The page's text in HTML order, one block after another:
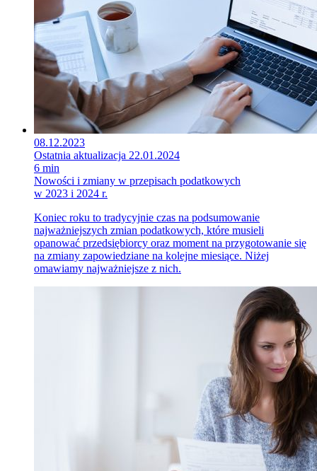
08.12.2023
Ostatnia aktualizacja 22.01.2024
6 min
Nowości i zmiany w przepisach podatkowych
w 2023 i 2024 r.
Koniec roku to tradycyjnie czas na podsumowanie
najważniejszych zmian podatkowych, które musieli
opanować przedsiębiorcy oraz moment na przygotowanie się
na zmiany zapowiedziane na kolejne miesiące. Niżej
omawiamy najważniejsze z nich.